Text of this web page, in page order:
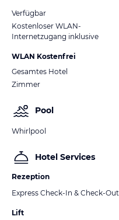
Verfügbar
Kostenloser WLAN-
Internetzugang inklusive
WLAN Kostenfrei
Gesamtes Hotel
Zimmer
Pool
Whirlpool
Hotel Services
Rezeption
Express Check-In & Check-Out
Lift